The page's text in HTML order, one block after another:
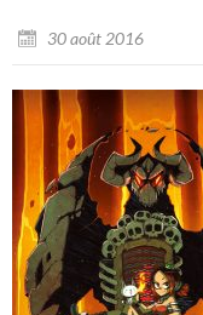
30 août 2016